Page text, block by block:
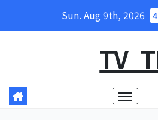
Sun. Aug 9th, 2026